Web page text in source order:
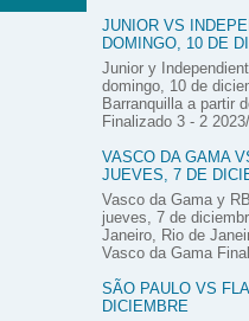
JUNIOR VS
DOMINGO, 10 DE
Junior y
domingo, 10 de
Barranquilla a partir
Finalizado 3 - 2
VASCO DA GAMA
JUEVES, 7 DE
Vasco da Gama y
jueves, 7 de
Janeiro, Rio de
Vasco da Gama
SÃO PAULO VS
DICIEMBRE